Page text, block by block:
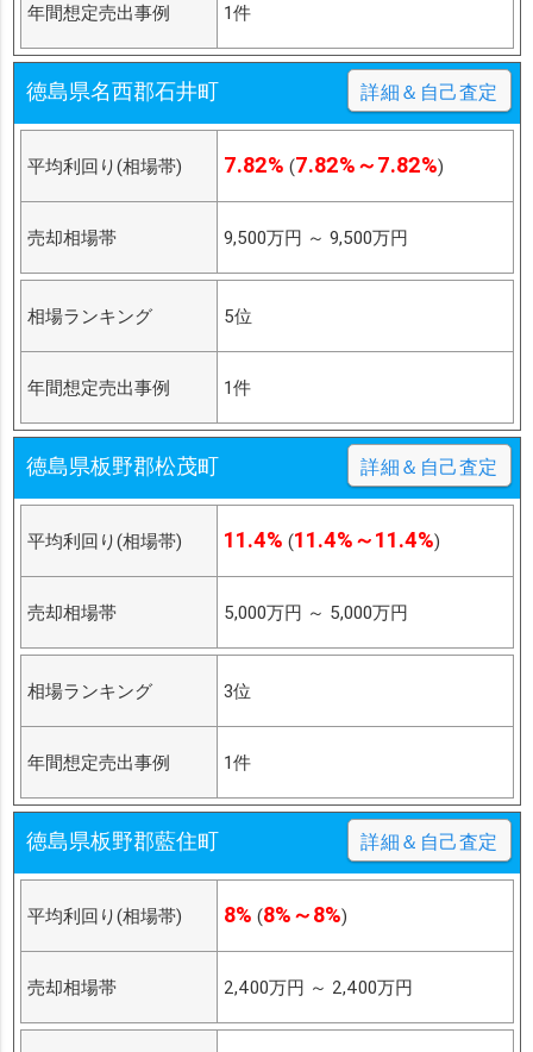
年間想定売出事例 1件
徳島県名西郡石井町 詳細＆自己査定
平均利回り(相場帯) 7.82% (7.82%～7.82%)
売却相場帯 9,500万円 ～ 9,500万円
相場ランキング 5位
年間想定売出事例 1件
徳島県板野郡松茂町 詳細＆自己査定
平均利回り(相場帯) 11.4% (11.4%～11.4%)
売却相場帯 5,000万円 ～ 5,000万円
相場ランキング 3位
年間想定売出事例 1件
徳島県板野郡藍住町 詳細＆自己査定
平均利回り(相場帯) 8% (8%～8%)
売却相場帯 2,400万円 ～ 2,400万円